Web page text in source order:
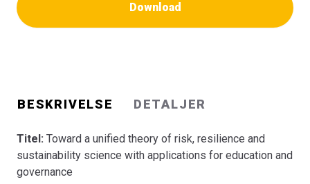
Download
BESKRIVELSE DETALJER
Titel: Toward a unified theory of risk, resilience and
sustainability science with applications for education and
governance